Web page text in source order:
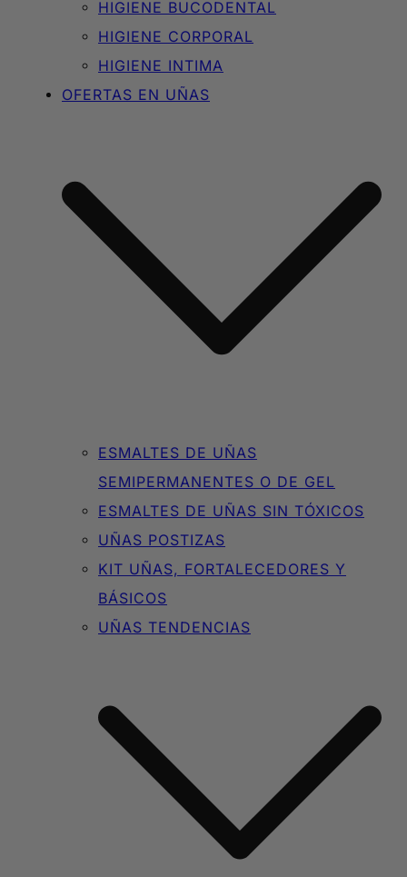
HIGIENE BUCODENTAL
HIGIENE CORPORAL
HIGIENE INTIMA
OFERTAS EN UÑAS
ESMALTES DE UÑAS
SEMIPERMANENTES O DE GEL
ESMALTES DE UÑAS SIN TÓXICOS
UÑAS POSTIZAS
KIT UÑAS, FORTALECEDORES Y
BÁSICOS
UÑAS TENDENCIAS